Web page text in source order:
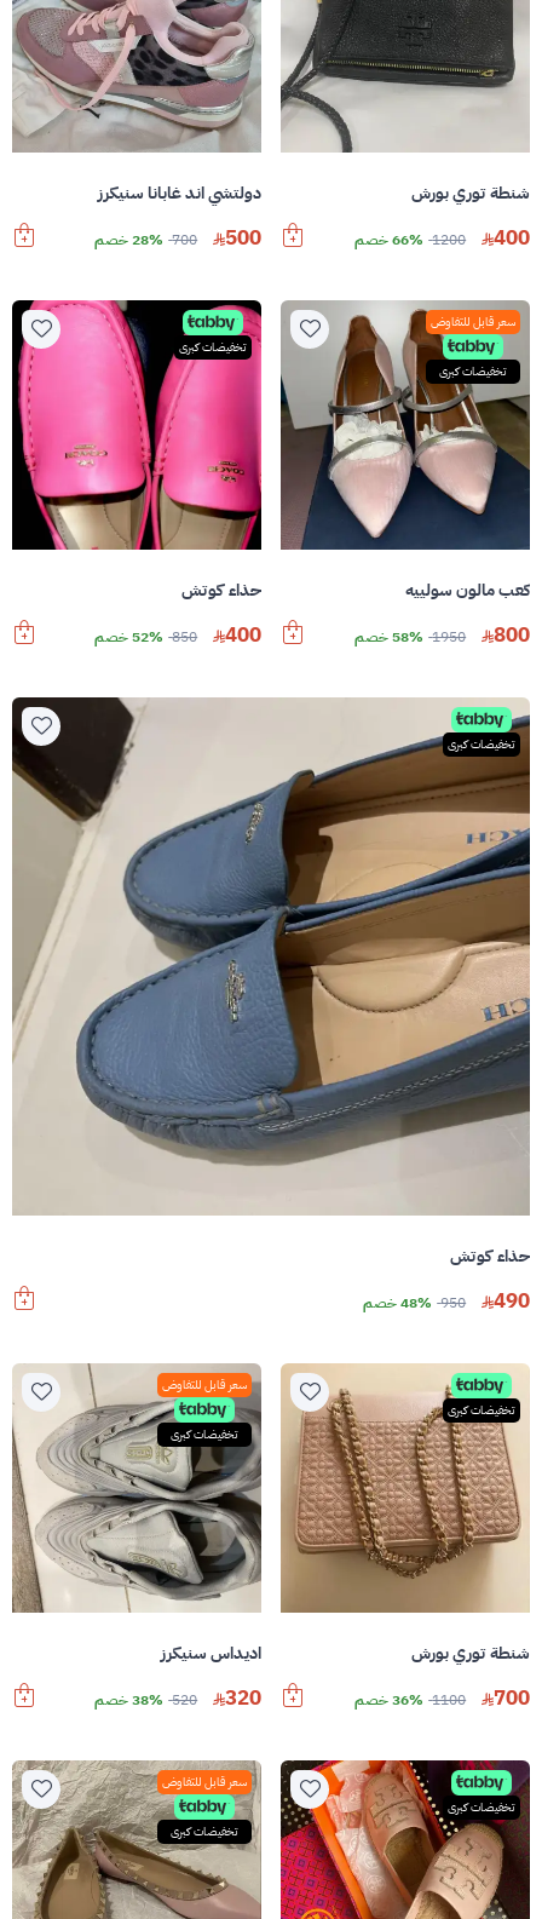
شنطة توري بورش
400
1200 66% خصم
دولتشي اند غابانا سنيكرز
500
700 28% خصم
سعر قابل للتفاوض
تخفيضات كبرى
كعب مالون سولييه
800
1950 58% خصم
تخفيضات كبرى
حذاء كوتش
400
850 52% خصم
تخفيضات كبرى
حذاء كوتش
490
950 48% خصم
تخفيضات كبرى
شنطة توري بورش
700
1100 36% خصم
سعر قابل للتفاوض
تخفيضات كبرى
اديداس سنيكرز
320
520 38% خصم
تخفيضات كبرى
سعر قابل للتفاوض
تخفيضات كبرى